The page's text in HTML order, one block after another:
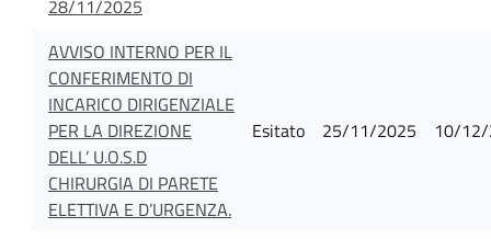
28/11/2025
AVVISO INTERNO PER IL
CONFERIMENTO DI
INCARICO DIRIGENZIALE
PER LA DIREZIONE
DELL’ U.O.S.D
CHIRURGIA DI PARETE
ELETTIVA E D’URGENZA.
Esitato 25/11/2025 10/